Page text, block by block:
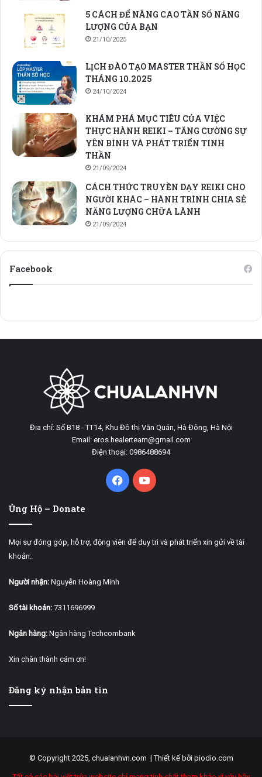
5 CÁCH ĐỂ NÂNG CAO TẦN SỐ NĂNG
LƯỢNG CỦA BẠN
21/10/2025
LỊCH ĐÀO TẠO MASTER THẦN SỐ HỌC
THÁNG 10.2025
24/10/2024
KHÁM PHÁ MỤC TIÊU CỦA VIỆC
THỰC HÀNH REIKI – TĂNG CƯỜNG SỰ
YÊN BÌNH VÀ PHÁT TRIỂN TINH
THẦN
21/09/2024
CÁCH THỨC TRUYỀN DẠY REIKI CHO
NGƯỜI KHÁC – HÀNH TRÌNH CHIA SẺ
NĂNG LƯỢNG CHỮA LÀNH
21/09/2024
Facebook
Địa chỉ: Số B18 - TT14, Khu Đô thị Văn Quán, Hà Đông, Hà Nội
Email: eros.healerteam@gmail.com
Điện thoại: 0986488694
FacebookYouTube
Ủng Hộ – Donate
Mọi sự đóng góp, hỗ trợ, động viên để duy trì và phát triển xin gửi về tài
khoản:
Người nhận: Nguyễn Hoàng Minh
Số tài khoản: 7311696999
Ngân hàng: Ngân hàng Techcombank
Xin chân thành cám ơn!
Đăng ký nhận bản tin
© Copyright 2025, chualanhvn.com |Thiết kế bởi piodio.com